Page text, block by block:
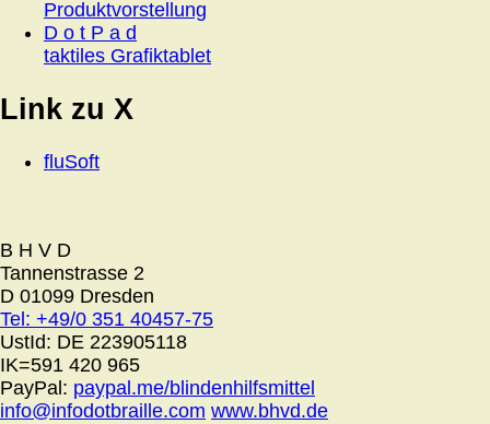
Produktvorstellung
D o t P a d
taktiles Grafiktablet
Link zu X
fluSoft
B H V D
Tannenstrasse 2
D 01099 Dresden
Tel: +49/0 351 40457-75
UstId: DE 223905118
IK=591 420 965
PayPal: paypal.me/blindenhilfsmittel
info@infodotbraille.com www.bhvd.de